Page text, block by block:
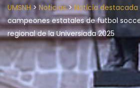
UMSNH> Noticias>Noticia destacada
campeones estatales de futbol
regional de la Universiada 2025